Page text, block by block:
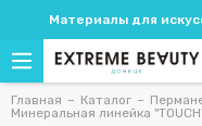
Материалы для
Главная Каталог
Минеральная линейка